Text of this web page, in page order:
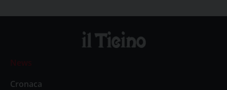
News
Cronaca